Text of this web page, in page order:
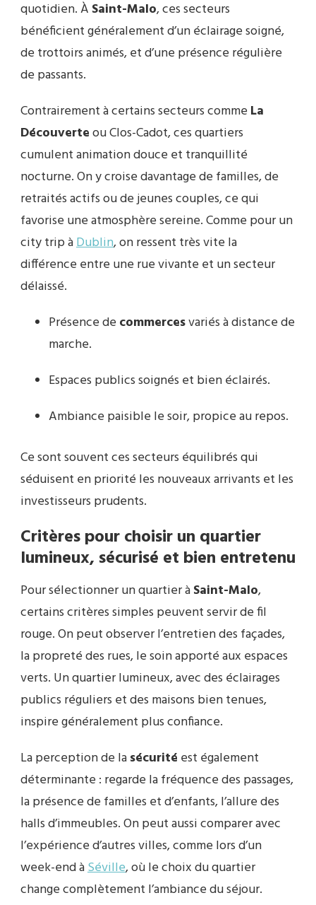
quotidien. À Saint-Malo, ces secteurs
bénéficient généralement d’un éclairage soigné,
de trottoirs animés, et d’une présence régulière
de passants.
Contrairement à certains secteurs comme La
Découverteou Clos-Cadot, ces quartiers
cumulent animation douce et tranquillité
nocturne. On y croise davantage de familles, de
retraités actifs ou de jeunes couples, ce qui
favorise une atmosphère sereine. Comme pour un
city trip àDublin, on ressent très vite la
différence entre une rue vivante et un secteur
délaissé.
Présence de commercesvariés à distance de
marche.
Espaces publics soignés et bien éclairés.
Ambiance paisible le soir, propice au repos.
Ce sont souvent ces secteurs équilibrés qui
séduisent en priorité les nouveaux arrivants et les
investisseurs prudents.
Critères pour choisir un quartier
lumineux, sécurisé et bien entretenu
Pour sélectionner un quartier àSaint-Malo,
certains critères simples peuvent servir de fil
rouge. On peut observer l’entretien des façades,
la propreté des rues, le soin apporté aux espaces
verts. Un quartier lumineux, avec des éclairages
publics réguliers et des maisons bien tenues,
inspire généralement plus confiance.
La perception de lasécurité est également
déterminante : regarde la fréquence des passages,
la présence de familles et d’enfants, l’allure des
halls d’immeubles. On peut aussi comparer avec
l’expérience d’autres villes, comme lors d’un
week-end àSéville, où le choix du quartier
change complètement l’ambiance du séjour.